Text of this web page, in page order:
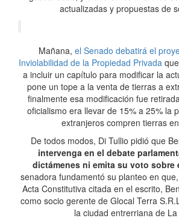
actualizadas y propuestas de
Mañana, el Senado debatirá el
Inviolabilidad de la Propiedad Privada
a incluir un capítulo para modificar la
pone un tope a la venta de tierras a
finalmente esa modificación fue
oficialismo era llevar de 15% a 25% la
extranjeros compren tierras
De todos modos, Di Tullio pidió que
intervenga en el debate
dictámenes ni emita su voto sobre
senadora fundamentó su planteo en
Acta Constitutiva citada en el escrito,
como socio gerente de Glocal Terra
la ciudad entrerriana de La